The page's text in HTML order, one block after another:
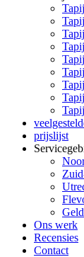
prijslijst
Ons werk
Recensies
Contact